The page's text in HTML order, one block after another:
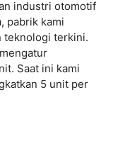
industri otomotif
pabrik kami
teknologi terkini.
Saat ini kami
5 unit per